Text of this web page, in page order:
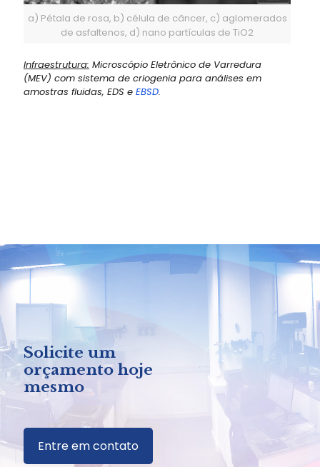
a) Pétala de rosa, b) célula de câncer, c) aglomerados
de asfaltenos, d) nano partículas de TiO2
Infraestrutura: Microscópio Eletrônico de Varredura
(MEV) com sistema de criogenia para análises em
amostras fluidas, EDS e EBSD.
Solicite um
orçamento hoje
mesmo
Entre em contato